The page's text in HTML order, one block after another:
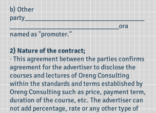
b) Other
party___________________________________
________________________________ora
named as "promoter."
2) Nature of the contract;
· This agreement between the parties confirms
agreement for the advertiser to disclose the
courses and lectures of Oreng Consulting
within the standards and terms established by
Oreng Consulting such as price, payment term,
duration of the course, etc. The advertiser can
not add percentage, rate or any other type of